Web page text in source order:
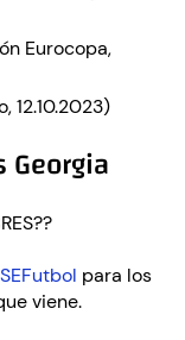
Eurocopa,
12.10.2023)
para los
viene.